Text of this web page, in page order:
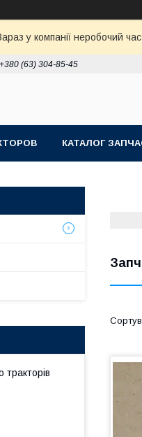
у компанії неробочий
+380 (63) 304-85-45
КАТАЛОГ
тракторів